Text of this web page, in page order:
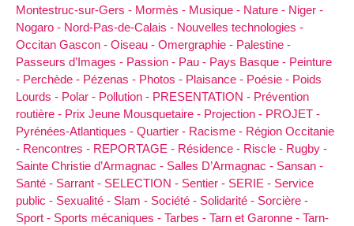
Montestruc-sur-Gers - Mormès - Musique - Nature - Niger -
Nogaro - Nord-Pas-de-Calais - Nouvelles technologies -
Occitan Gascon - Oiseau - Omergraphie - Palestine -
Passeurs d’Images - Passion - Pau - Pays Basque - Peinture
- Perchède - Pézenas - Photos - Plaisance - Poésie - Poids
Lourds - Polar - Pollution - PRESENTATION - Prévention
routière - Prix Jeune Mousquetaire - Projection - PROJET -
Pyrénées-Atlantiques - Quartier - Racisme - Région Occitanie
- Rencontres - REPORTAGE - Résidence - Riscle - Rugby -
Sainte Christie d’Armagnac - Salles D’Armagnac - Sansan -
Santé - Sarrant - SELECTION - Sentier - SERIE - Service
public - Sexualité - Slam - Société - Solidarité - Sorcière -
Sport - Sports mécaniques - Tarbes - Tarn et Garonne - Tarn-